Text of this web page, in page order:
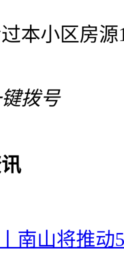
本小区房
拨号
南山将推